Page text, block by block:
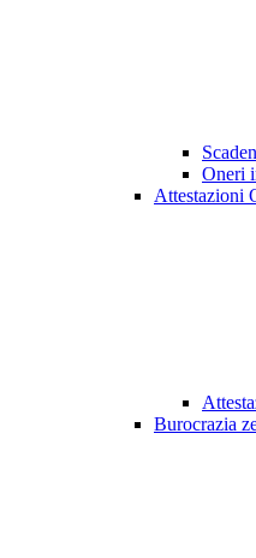
Oneri
Attestazioni
Burocrazia